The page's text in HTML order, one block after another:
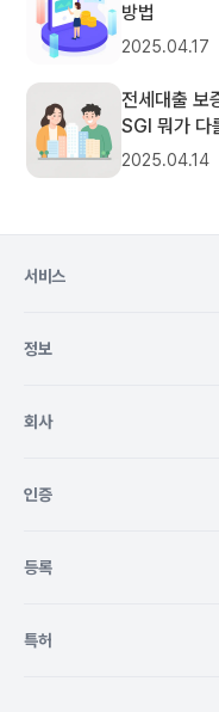
방법
2025.04.17
전세대출 보
SGI 뭐가 다
2025.04.14
서비스
정보
회사
인증
등록
특허